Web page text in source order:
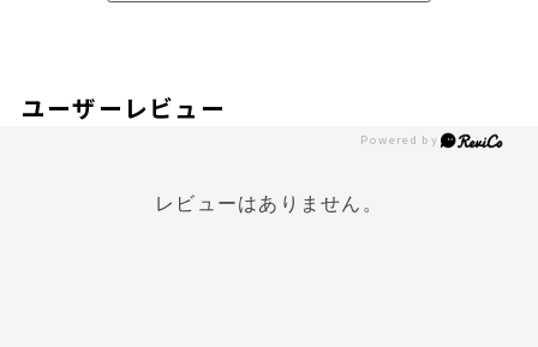
ユーザーレビュー
レビューはありません。